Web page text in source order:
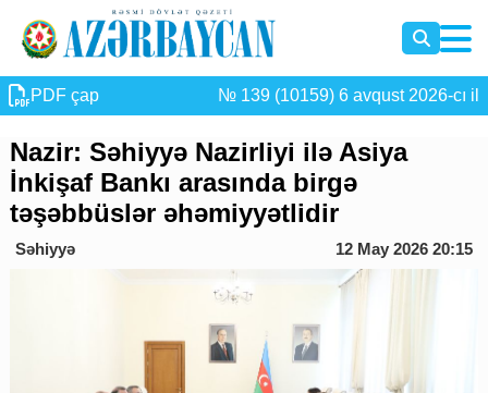
PDF çap № 139 (10159) 6 avqust 2026-cı il
Nazir: Səhiyyə Nazirliyi ilə Asiya
İnkişaf Bankı arasında birgə
təşəbbüslər əhəmiyyətlidir
Səhiyyə 12 May 2026 20:15